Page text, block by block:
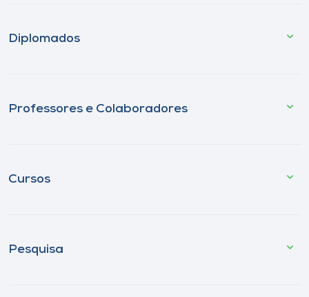
Diplomados
Professores e Colaboradores
Cursos
Pesquisa